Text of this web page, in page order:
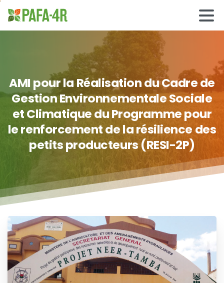
AMI pourla RéalisationduCadrede
GestionEnvironnementaleSociale
etClimatiqueduProgrammepour
lerenforcementdelarésilience des
petitsproducteurs (RESI-2P)